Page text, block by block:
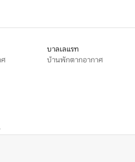
บาลเลแรท
บ้านพักตากอากาศ